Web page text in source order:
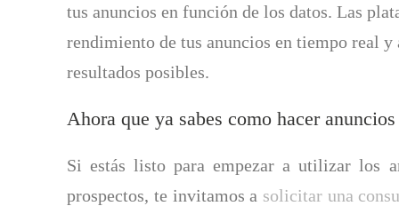
tus anuncios en función de los datos. Las
rendimiento de tus anuncios en tiempo real
resultados posibles.
Ahora que ya sabes como hacer
Si estás listo para empezar a utilizar los
prospectos, te invitamos a solicitar una